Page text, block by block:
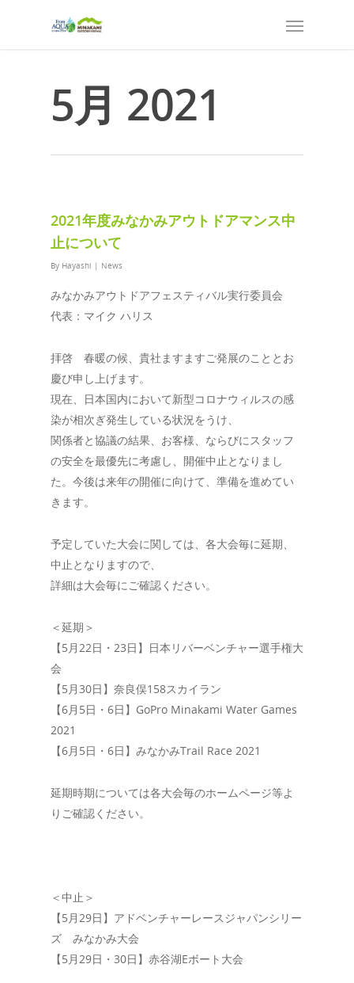
5月 2021
2021年度みなかみアウトドアマンス中
止について
By Hayashi | News
みなかみアウトドアフェスティバル実行委員会
代表：マイク ハリス
拝啓 春暖の候、貴社ますますご発展のこととお
慶び申し上げます。
現在、日本国内において新型コロナウィルスの感
染が相次ぎ発生している状況をうけ、
関係者と協議の結果、お客様、ならびにスタッフ
の安全を最優先に考慮し、開催中止となりまし
た。今後は来年の開催に向けて、準備を進めてい
きます。
予定していた大会に関しては、各大会毎に延期、
中止となりますので、
詳細は大会毎にご確認ください。
＜延期＞
【5月22日・23日】日本リバーベンチャー選手権大
会
【5月30日】奈良俣158スカイラン
【6月5日・6日】GoPro Minakami Water Games
2021
【6月5日・6日】みなかみTrail Race 2021
延期時期については各大会毎のホームページ等よ
りご確認ください。
＜中止＞
【5月29日】アドベンチャーレースジャパンシリー
ズ みなかみ大会
【5月29日・30日】赤谷湖Eボート大会